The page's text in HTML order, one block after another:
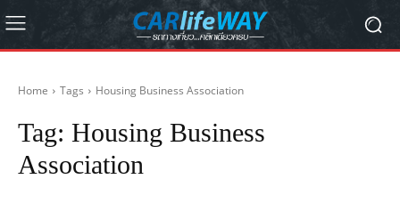
Home Tags Housing Business Association
Tag: Housing Business
Association